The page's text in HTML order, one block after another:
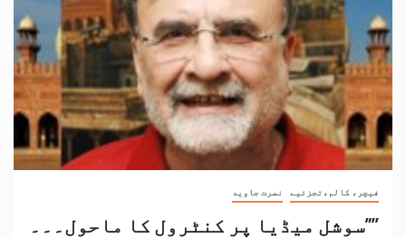
فیچر، کالم،تجزئیے نصرت جاوید
’’”سوشل میڈیا پر کنٹرول کا ماحول۔۔۔